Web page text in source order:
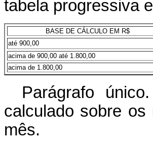
tabela progressiva
BASE DE CÁLCULO EM R$
até 900,00
acima de 900,00 até 1.800,00
acima de 1.800,00
Parágrafo
calculado sobre os
mês.